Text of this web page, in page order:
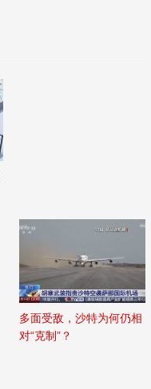
多面受敌，沙特为何仍相
对“克制”？